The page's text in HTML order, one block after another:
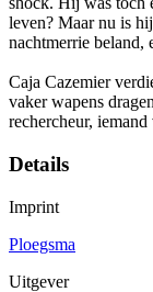
leven? Maar nu is
nachtmerrie beland,
Caja Cazemier
vaker wapens
rechercheur,
Details
Imprint
Ploegsma
Uitgever